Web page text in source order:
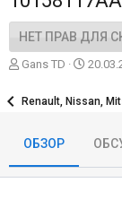
НЕТ ПРАВ ДЛЯ
А
т
Gans TD
Д
д
Renault, Nissan,
ОБЗОР